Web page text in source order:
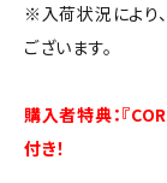
※入荷状況により
ございます。
購入者特典：『
付き！